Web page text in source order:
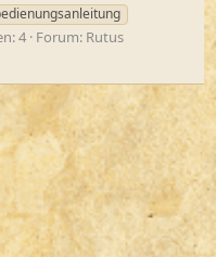
4 Forum: Rutus